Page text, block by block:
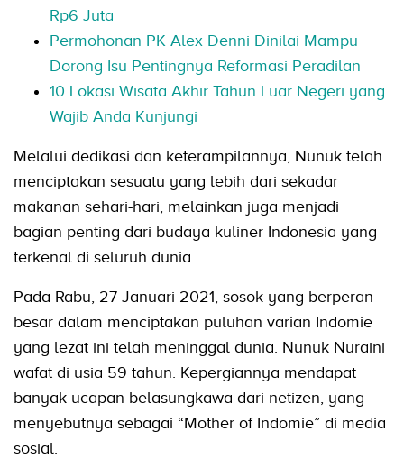
Rp6 Juta
Permohonan PK Alex Denni Dinilai Mampu
Dorong Isu Pentingnya Reformasi Peradilan
10 Lokasi Wisata Akhir Tahun Luar Negeri yang
Wajib Anda Kunjungi
Melalui dedikasi dan keterampilannya, Nunuk telah
menciptakan sesuatu yang lebih dari sekadar
makanan sehari-hari, melainkan juga menjadi
bagian penting dari budaya kuliner Indonesia yang
terkenal di seluruh dunia.
Pada Rabu, 27 Januari 2021, sosok yang berperan
besar dalam menciptakan puluhan varian Indomie
yang lezat ini telah meninggal dunia. Nunuk Nuraini
wafat di usia 59 tahun. Kepergiannya mendapat
banyak ucapan belasungkawa dari netizen, yang
menyebutnya sebagai “Mother of Indomie” di media
sosial.